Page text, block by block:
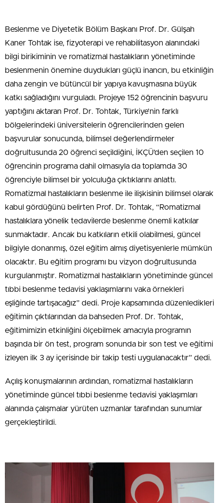
Beslenme ve Diyetetik Bölüm Başkanı Prof. Dr. Gülşah
Kaner Tohtak ise, fizyoterapi ve rehabilitasyon alanındaki
bilgi birikiminin ve romatizmal hastalıkların yönetiminde
beslenmenin önemine duydukları güçlü inancın, bu etkinliğin
daha zengin ve bütüncül bir yapıya kavuşmasına büyük
katkı sağladığını vurguladı. Projeye 152 öğrencinin başvuru
yaptığını aktaran Prof. Dr. Tohtak, Türkiye’nin farklı
bölgelerindeki üniversitelerin öğrencilerinden gelen
başvurular sonucunda, bilimsel değerlendirmeler
doğrultusunda 20 öğrenci seçildiğini, İKÇÜ’den seçilen 10
öğrencinin programa dahil olmasıyla da toplamda 30
öğrenciyle bilimsel bir yolculuğa çıktıklarını anlattı.
Romatizmal hastalıkların beslenme ile ilişkisinin bilimsel olarak
kabul gördüğünü belirten Prof. Dr. Tohtak, “Romatizmal
hastalıklara yönelik tedavilerde beslenme önemli katkılar
sunmaktadır. Ancak bu katkıların etkili olabilmesi, güncel
bilgiyle donanmış, özel eğitim almış diyetisyenlerle mümkün
olacaktır. Bu eğitim programı bu vizyon doğrultusunda
kurgulanmıştır. Romatizmal hastalıkların yönetiminde güncel
tıbbi beslenme tedavisi yaklaşımlarını vaka örnekleri
eşliğinde tartışacağız” dedi. Proje kapsamında düzenledikleri
eğitimin çıktılarından da bahseden Prof. Dr. Tohtak,
eğitimimizin etkinliğini ölçebilmek amacıyla programın
başında bir ön test, program sonunda bir son test ve eğitimi
izleyen ilk 3 ay içerisinde bir takip testi uygulanacaktır” dedi.
Açılış konuşmalarının ardından, romatizmal hastalıkların
yönetiminde güncel tıbbi beslenme tedavisi yaklaşımları
alanında çalışmalar yürüten uzmanlar tarafından sunumlar
gerçekleştirildi.